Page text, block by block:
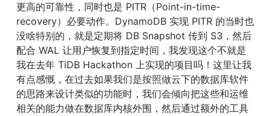
更高的可靠性，同时也是 PITR（Point-in-time-
recovery）必要动作。DynamoDB 实现 PITR 的当时也
没啥特别的，就是定期将 DB Snapshot 传到 S3，然后
配合 WAL 让用户恢复到指定时间，我发现这个不就是
我在去年 TiDB Hackathon 上实现的项目吗！这里让我
有点感慨，在过去如果我们是按照做云下的数据库软件
的思路来设计类似的功能时，我们会倾向把这些和运维
相关的能力做在数据库内核外围，然后通过额外的工具